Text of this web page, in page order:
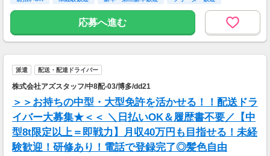
応募へ進む
派遣 配送・配達ドライバー
株式会社アズスタッフ/中8配-03/博多/dd21
＞＞お持ちの中型・大型免許を活かせる！！配送ドラ
イバー大募集★＜＜ ＼日払いOK＆履歴書不要／【中
型8t限定以上＝即戦力】月収40万円も目指せる！未経
験歓迎！研修あり！電話で登録完了◎髪色自由